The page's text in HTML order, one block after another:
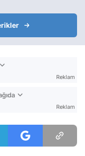
Reklam
Reklam